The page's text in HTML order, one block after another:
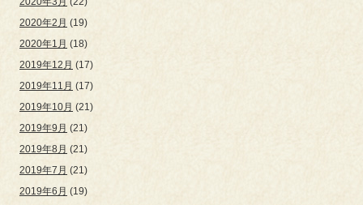
2020年2月 (19)
2020年1月 (18)
2019年12月 (17)
2019年11月 (17)
2019年10月 (21)
2019年9月 (21)
2019年8月 (21)
2019年7月 (21)
2019年6月 (19)